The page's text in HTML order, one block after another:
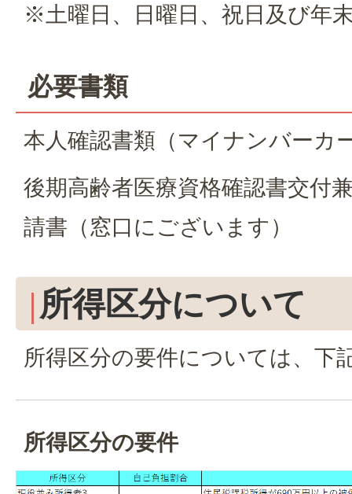
※土曜日、日曜日、祝日及び年
必要書類
本人確認書類（マイナンバーカ
後期高齢者医療資格確認書交付
請書（窓口にございます）
所得区分について
所得区分の要件については、下
所得区分の要件